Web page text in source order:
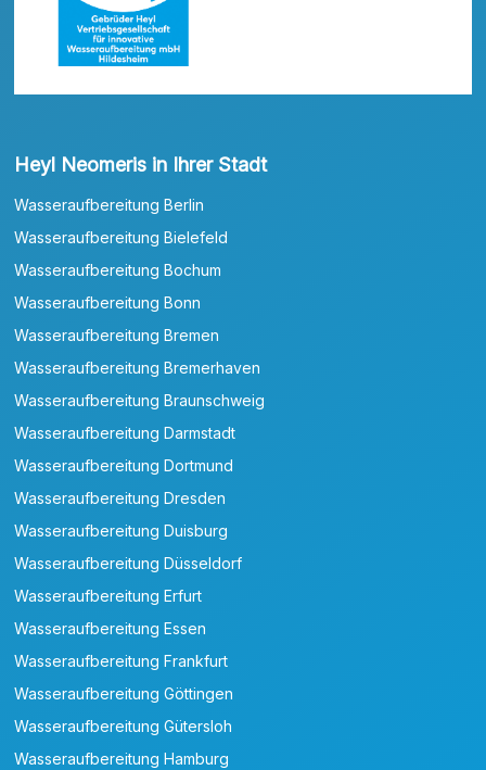
Heyl Neomeris in Ihrer Stadt
Wasseraufbereitung Berlin
Wasseraufbereitung Bielefeld
Wasseraufbereitung Bochum
Wasseraufbereitung Bonn
Wasseraufbereitung Bremen
Wasseraufbereitung Bremerhaven
Wasseraufbereitung Braunschweig
Wasseraufbereitung Darmstadt
Wasseraufbereitung Dortmund
Wasseraufbereitung Dresden
Wasseraufbereitung Duisburg
Wasseraufbereitung Düsseldorf
Wasseraufbereitung Erfurt
Wasseraufbereitung Essen
Wasseraufbereitung Frankfurt
Wasseraufbereitung Göttingen
Wasseraufbereitung Gütersloh
Wasseraufbereitung Hamburg